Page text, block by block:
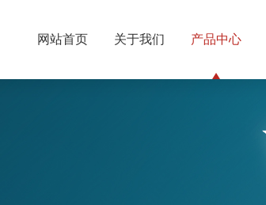
网站首页 关于我们 产品中心